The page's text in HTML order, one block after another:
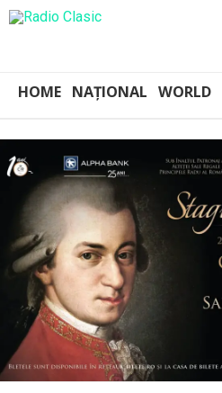
HOME NAȚIONAL WORLD